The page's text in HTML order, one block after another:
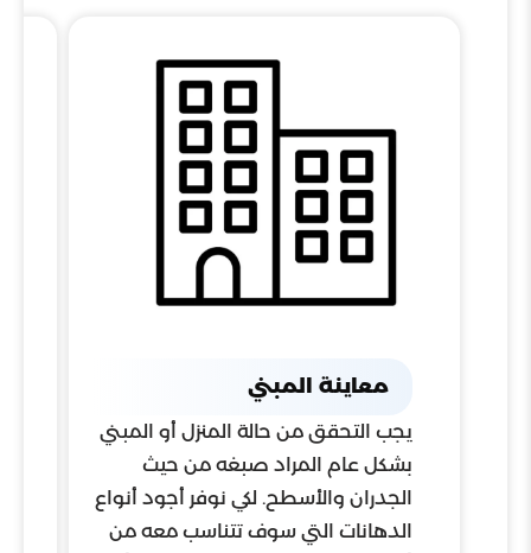
معاينة المبني
يجب التحقق من حالة المنزل أو المبني
بشكل عام المراد صبغه من حيث
الجدران والأسطح. لكي نوفر أجود أنواع
الدهانات التي سوف تتناسب معه من